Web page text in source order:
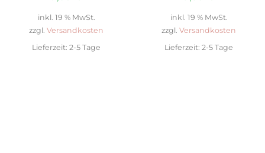
inkl. 19 % MwSt.
zzgl. Versandkosten
Lieferzeit: 2-5 Tage
inkl. 19 % MwSt.
zzgl. Versandkosten
Lieferzeit: 2-5 Tage